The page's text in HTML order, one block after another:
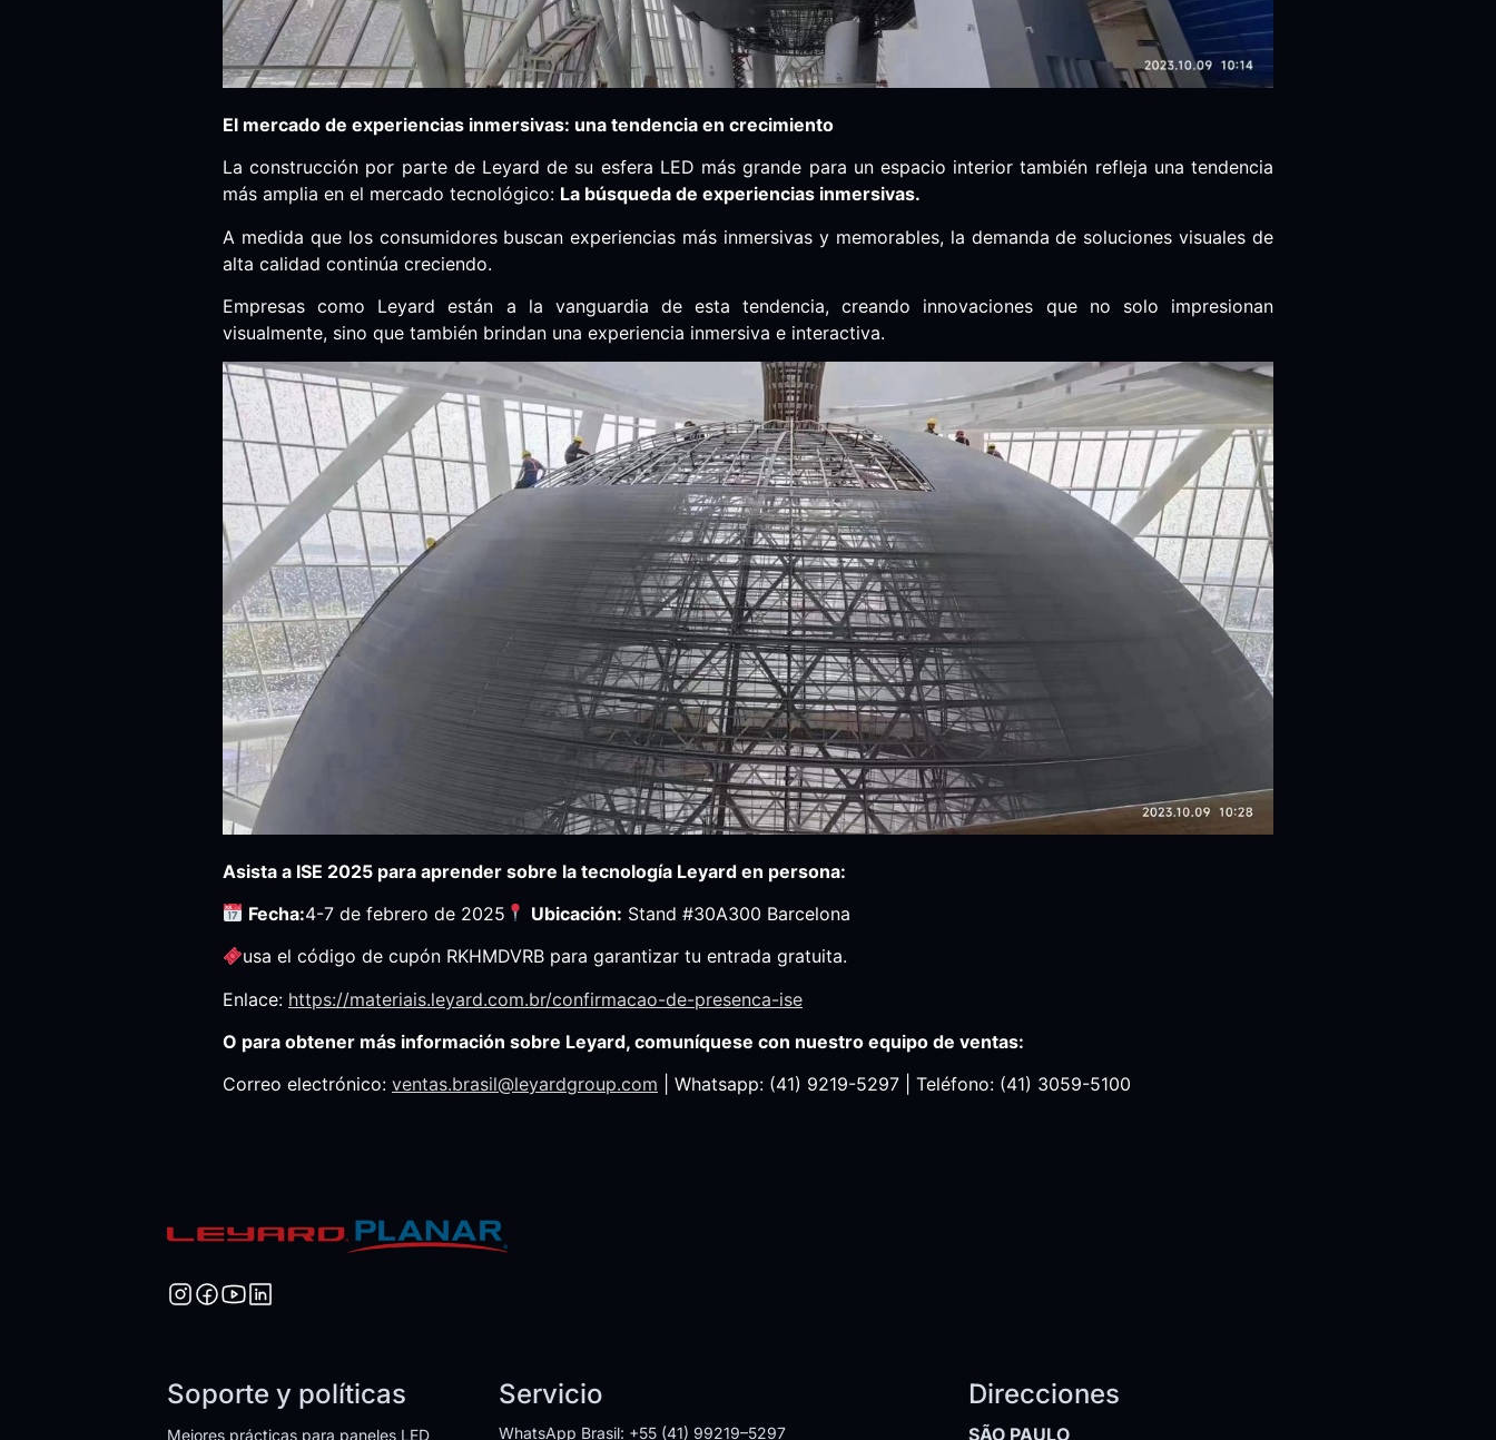
El mercado de experiencias inmersivas: una tendencia en crecimiento
La construcción por parte de Leyard de su esfera LED más grande para un espacio interior también refleja una tendencia
más amplia en el mercado tecnológico: La búsqueda de experiencias inmersivas.
A medida que los consumidores buscan experiencias más inmersivas y memorables, la demanda de soluciones visuales de
alta calidad continúa creciendo.
Empresas como Leyard están a la vanguardia de esta tendencia, creando innovaciones que no solo impresionan
visualmente, sino que también brindan una experiencia inmersiva e interactiva.
Asista a ISE 2025 para aprender sobre la tecnología Leyard en persona:
Fecha:4-7 de febrero de 2025 Ubicación: Stand #30A300​ Barcelona
usa el código de cupón RKHMDVRB para garantizar tu entrada gratuita.
Enlace: https://materiais.leyard.com.br/confirmacao-de-presenca-ise
O para obtener más información sobre Leyard, comuníquese con nuestro equipo de ventas:
Correo electrónico: ventas.brasil@leyardgroup.com | Whatsapp: (41) 9219-5297 | Teléfono: (41) 3059-5100
Soporte y políticas
Mejores prácticas para paneles LED
Servicio
WhatsApp Brasil: +55 (41) 99219–5297
Direcciones
SÃO PAULO